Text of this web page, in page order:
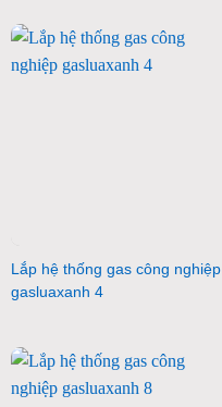
Lắp hệ thống gas công nghiệp
gasluaxanh 4